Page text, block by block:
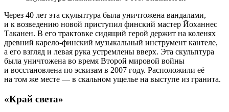
Через 40 лет эта скульптура была уничтожена вандалами,
и к возведению новой приступил финский мастер Йоханнес
Таканен. В его трактовке сидящий герой держит на коленях
древний карело‑финский музыкальный инструмент кантеле,
а его взгляд и левая рука устремлены вверх. Эта скульптура
была уничтожена во время Второй мировой войны
и восстановлена по эскизам в 2007 году. Расположили её
на том же месте — в скальном ущелье на выступе из гранита.
«Край света»